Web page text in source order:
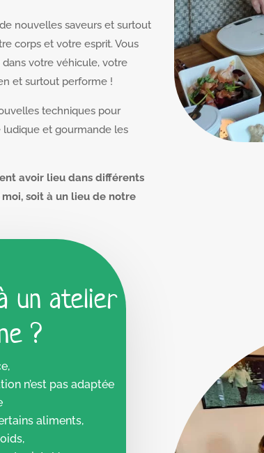
nouvelles saveurs et surtout
corps et votre esprit. Vous
votre véhicule, votre
et surtout performe !
techniques pour
ludique et gourmande les
avoir lieu dans différents
soit à un lieu de notre
« « .
un atelier
?
n’est pas adaptée
aliments,